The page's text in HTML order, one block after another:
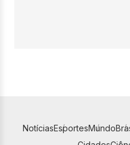
NotíciasEsportesMundo